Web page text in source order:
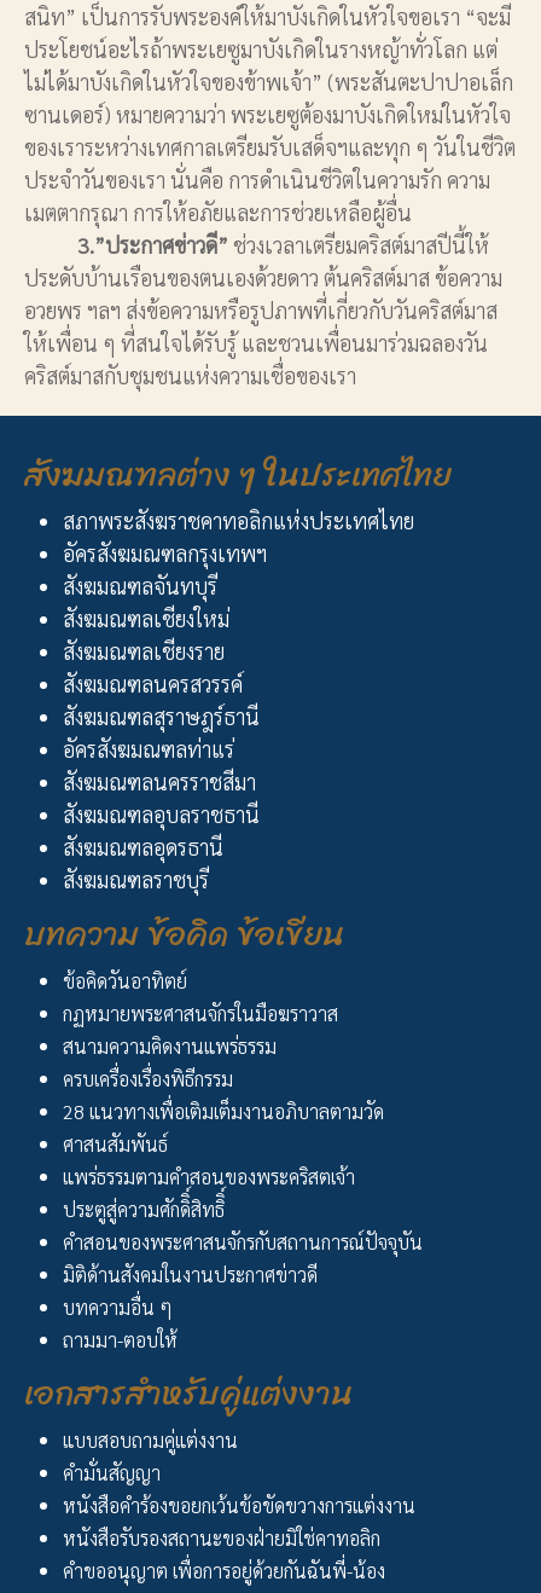
สนิท” เป็นการรับพระองค์ให้มาบังเกิดในหัวใจขอเรา “จะมี
ประโยชน์อะไรถ้าพระเยซูมาบังเกิดในรางหญ้าทั่วโลก แต่
ไม่ได้มาบังเกิดในหัวใจของข้าพเจ้า” (พระสันตะปาปาอเล็ก
ซานเดอร์) หมายความว่า พระเยซูต้องมาบังเกิดใหม่ในหัวใจ
ของเราระหว่างเทศกาลเตรียมรับเสด็จฯและทุก ๆ วันในชีวิต
ประจำวันของเรา นั่นคือ การดำเนินชีวิตในความรัก ความ
เมตตากรุณา การให้อภัยและการช่วยเหลือผู้อื่น
3.”ประกาศข่าวดี” ช่วงเวลาเตรียมคริสต์มาสปีนี้ให้
ประดับบ้านเรือนของตนเองด้วยดาว ต้นคริสต์มาส ข้อความ
อวยพร ฯลฯ ส่งข้อความหรือรูปภาพที่เกี่ยวกับวันคริสต์มาส
ให้เพื่อน ๆ ที่สนใจได้รับรู้ และชวนเพื่อนมาร่วมฉลองวัน
คริสต์มาสกับชุมชนแห่งความเชื่อของเรา
สังฆมณฑลต่าง ๆ ในประเทศไทย
สภาพระสังฆราชคาทอลิกแห่งประเทศไทย
อัครสังฆมณฑลกรุงเทพฯ
สังฆมณฑลจันทบุรี
สังฆมณฑลเชียงใหม่
สังฆมณฑลเชียงราย
สังฆมณฑลนครสวรรค์
สังฆมณฑลสุราษฎร์ธานี
อัครสังฆมณฑลท่าแร่
สังฆมณฑลนครราชสีมา
สังฆมณฑลอุบลราชธานี
สังฆมณฑลอุดรธานี
สังฆมณฑลราชบุรี
บทความ ข้อคิด ข้อเขียน
ข้อคิดวันอาทิตย์
กฏหมายพระศาสนจักรในมือฆราวาส
สนามความคิดงานแพร่ธรรม
ครบเครื่องเรื่องพิธีกรรม
28 แนวทางเพื่อเติมเต็มงานอภิบาลตามวัด
ศาสนสัมพันธ์
แพร่ธรรมตามคำสอนของพระคริสตเจ้า
ประตูสู่ความศักดิิ์สิทธิิ์
คำสอนของพระศาสนจักรกับสถานการณ์ปัจจุบัน
มิติด้านสังคมในงานประกาศข่าวดี
บทความอื่น ๆ
ถามมา-ตอบให้
เอกสารสำหรับคู่แต่งงาน
แบบสอบถามคู่แต่งงาน
คำมั่นสัญญา
หนังสือคำร้องขอยกเว้นข้อขัดขวางการแต่งงาน
หนังสือรับรองสถานะของฝ่ายมิใช่คาทอลิก
คำขออนุญาต เพื่อการอยู่ด้วยกันฉันพี่-น้อง